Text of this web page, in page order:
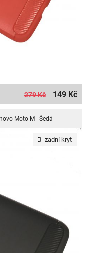
279 Kč 149 Kč
Moto M - Šedá
zadní kryt